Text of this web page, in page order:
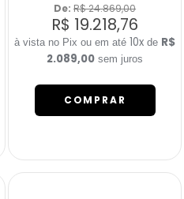
De: R$ 24.869,00
R$ 19.218,76
10x de R$
2.089,00 sem juros
COMPRAR